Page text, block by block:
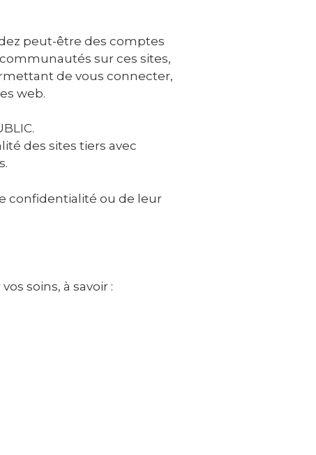
peut-être des comptes
sur ces sites,
de vous connecter,
web.
des sites tiers avec
confidentialité ou de leur
soins, à savoir :